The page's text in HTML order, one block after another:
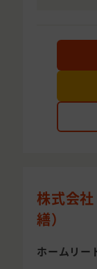
株式会
繕）
ホームリー